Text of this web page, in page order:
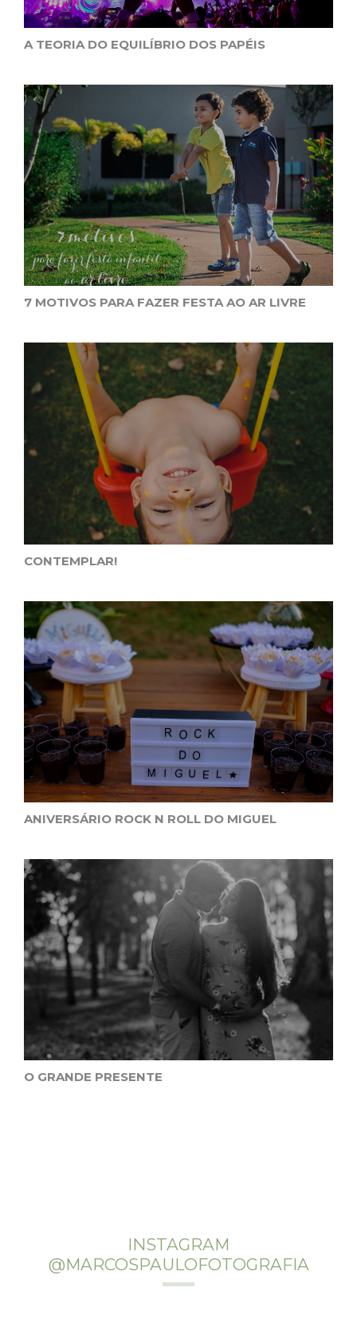
A TEORIA DO EQUILÍBRIO DOS PAPÉIS
7 MOTIVOS PARA FAZER FESTA AO AR LIVRE
CONTEMPLAR!
ANIVERSÁRIO ROCK N ROLL DO MIGUEL
O GRANDE PRESENTE
INSTAGRAM
@MARCOSPAULOFOTOGRAFIA